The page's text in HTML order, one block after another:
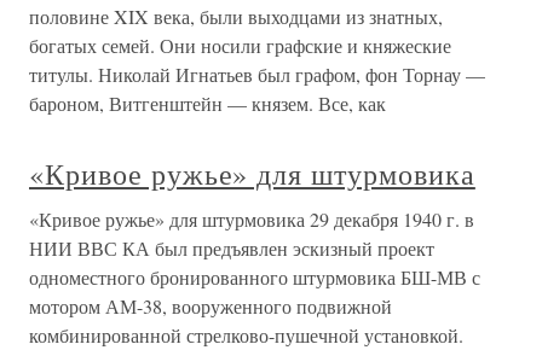
половине XIX века, были выходцами из знатных,
богатых семей. Они носили графские и княжеские
титулы. Николай Игнатьев был графом, фон Торнау —
бароном, Витгенштейн — князем. Все, как
«Кривое ружье» для штурмовика
«Кривое ружье» для штурмовика 29 декабря 1940 г. в
НИИ ВВС КА был предъявлен эскизный проект
одноместного бронированного штурмовика БШ-МВ с
мотором АМ-38, вооруженного подвижной
комбинированной стрелково-пушечной установкой.